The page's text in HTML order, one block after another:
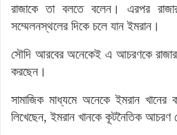
রাজাকে তা বলতে বলেন। এরপর
সম্মেলনস্থলের দিকে চলে যান ইমরান।
সৌদি আরবের অনেকেই এ আচরণকে
করছেন।
সামাজিক মাধ্যমে অনেকে ইমরান
লিখেছেন, ইমরান খানকে কূটনৈতিক আচরণ